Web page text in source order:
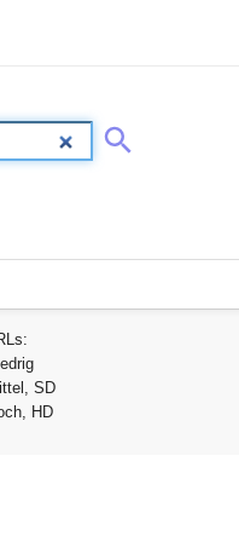
SD
HD